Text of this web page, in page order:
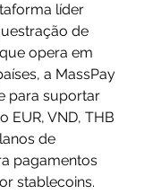
líder
de
opera em
a MassPay
para suportar
EUR, VND, THB
de
pagamentos
stablecoins.